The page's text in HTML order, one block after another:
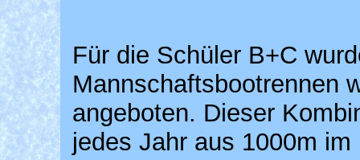
Für die Schüler B+C
Mannschaftsbootrennen
angeboten. Dieser
jedes Jahr aus 1000m